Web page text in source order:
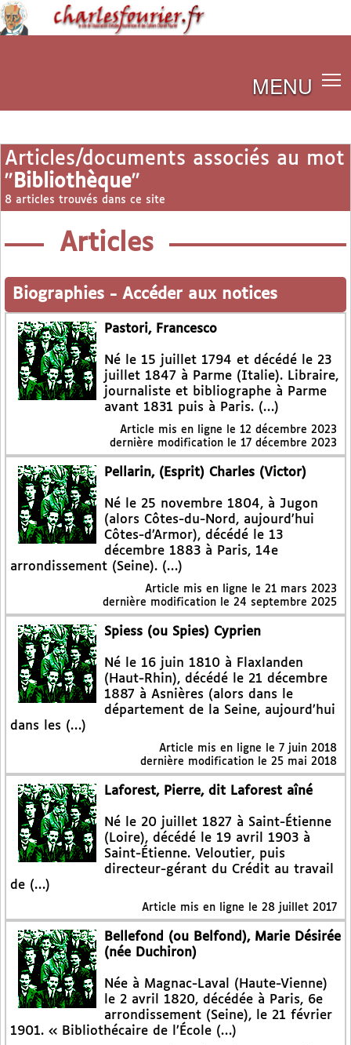
MENU
Articles/documents associés au mot
" Bibliothèque"
8 articles trouvés dans ce site
Articles
Biographies - Accéder aux notices
Pastori, Francesco
Né le 15 juillet 1794 et décédé le 23
juillet 1847 à Parme (Italie). Libraire,
journaliste et bibliographe à Parme
avant 1831 puis à Paris. (…)
Article mis en ligne le 12 décembre 2023
dernière modification le 17 décembre 2023
Pellarin, (Esprit) Charles (Victor)
Né le 25 novembre 1804, à Jugon
(alors Côtes-du-Nord, aujourd’hui
Côtes-d’Armor), décédé le 13
décembre 1883 à Paris, 14e
arrondissement (Seine). (…)
Article mis en ligne le 21 mars 2023
dernière modification le 24 septembre 2025
Spiess (ou Spies) Cyprien
Né le 16 juin 1810 à Flaxlanden
(Haut-Rhin), décédé le 21 décembre
1887 à Asnières (alors dans le
département de la Seine, aujourd’hui
dans les (…)
Article mis en ligne le 7 juin 2018
dernière modification le 25 mai 2018
Laforest, Pierre, dit Laforest aîné
Né le 20 juillet 1827 à Saint-Étienne
(Loire), décédé le 19 avril 1903 à
Saint-Étienne. Veloutier, puis
directeur-gérant du Crédit au travail
de (…)
Article mis en ligne le 28 juillet 2017
Bellefond (ou Belfond), Marie Désirée
(née Duchiron)
Née à Magnac-Laval (Haute-Vienne)
le 2 avril 1820, décédée à Paris, 6e
arrondissement (Seine), le 21 février
1901. « Bibliothécaire de l’École (…)